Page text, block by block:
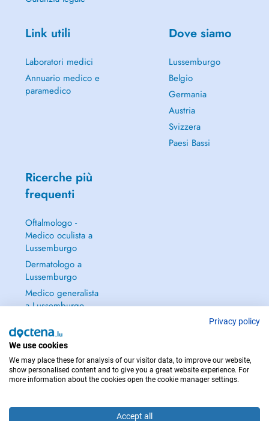
Link utili
Laboratori medici
Annuario medico e
paramedico
Dove siamo
Lussemburgo
Belgio
Germania
Austria
Svizzera
Paesi Bassi
Ricerche più
frequenti
Oftalmologo -
Medico oculista a
Lussemburgo
Dermatologo a
Lussemburgo
Medico generalista
a Lussemburgo
Lussemburgo
Continua a leggere
→
Privacy policy
We use cookies
We may place these for analysis of our visitor data, to improve our website,
show personalised content and to give you a great website experience. For
more information about the cookies open the cookie manager settings.
Accept all